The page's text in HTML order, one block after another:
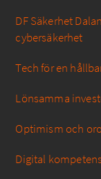
DF Säkerhet
cybersäkerhet
Tech för en
Lönsamma
Optimism och
Digital